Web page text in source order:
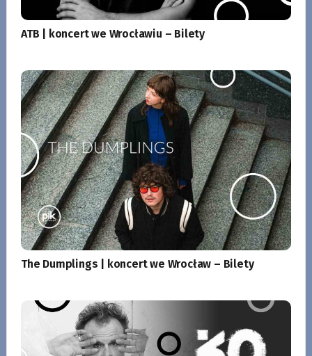
ATB | koncert we Wrocławiu – Bilety
The Dumplings | koncert we Wrocław – Bilety